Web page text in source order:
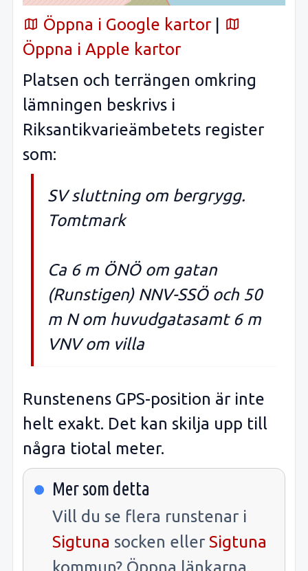
Öppna i Google kartor |
Öppna i Apple kartor
Platsen och terrängen omkring
lämningen beskrivs i
Riksantikvarieämbetets register
som:
SV sluttning om bergrygg.
Tomtmark
Ca 6 m ÖNÖ om gatan
(Runstigen) NNV-SSÖ och 50
m N om huvudgatasamt 6 m
VNV om villa
Runstenens GPS-position är inte
helt exakt. Det kan skilja upp till
några tiotal meter.
Mer som detta
Vill du se flera runstenar i
Sigtuna socken eller Sigtuna
kommun? Öppna länkarna.